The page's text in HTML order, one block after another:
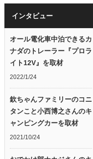
インタビュー
オール電化車中泊できるカ
ナダのトレーラー『プロラ
イト12V』を取材
2022/1/24
欽ちゃんファミリーのコニ
タンこと小西博之さんのキ
ャンピングカーを取材
2021/10/24